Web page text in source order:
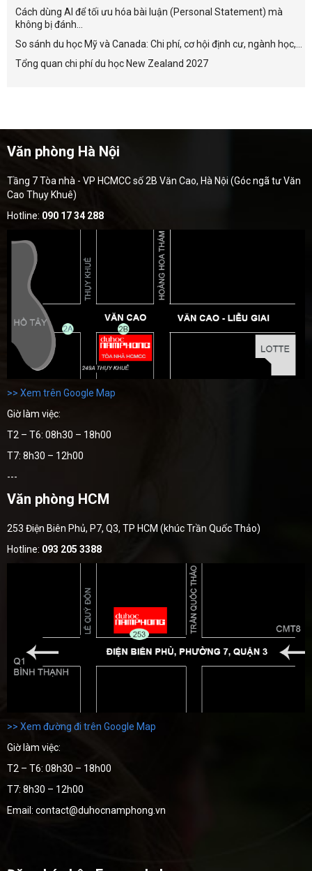
Cách dùng AI để tối ưu hóa bài luận (Personal Statement) mà
không bị đánh...
So sánh du học Mỹ và Canada: Chi phí, cơ hội định cư, ngành học,...
Tổng quan chi phí du học New Zealand 2027
Văn phòng Hà Nội
Tầng 7 Tòa nhà - VP HCMCC số 2B Văn Cao, Hà Nội (Góc ngã tư Văn
Cao Thụy Khuê)
Hotline: 090 17 34 288
>> Xem trên Google Map
Giờ làm việc:
T2 – T6: 08h30 – 18h00
T7: 8h30 – 12h00
---
Văn phòng HCM
253 Điện Biên Phủ, P7, Q3, TP HCM (khúc Trần Quốc Thảo)
Hotline: 093 205 3388
>> Xem đường đi trên Google Map
Giờ làm việc:
T2 – T6: 08h30 – 18h00
T7: 8h30 – 12h00
Email: contact@duhocnamphong.vn